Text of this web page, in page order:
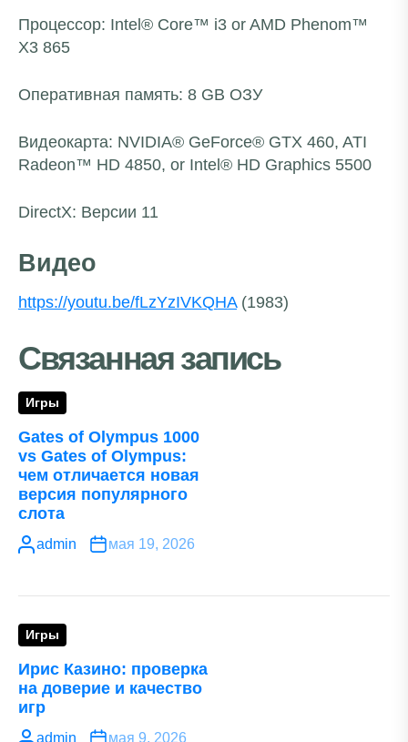
Процессор: Intel® Core™ i3 or AMD Phenom™
X3 865
Оперативная память: 8 GB ОЗУ
Видеокарта: NVIDIA® GeForce® GTX 460, ATI
Radeon™ HD 4850, or Intel® HD Graphics 5500
DirectX: Версии 11
Видео
https://youtu.be/fLzYzIVKQHA(1983)
Связанная запись
Игры
Gates of Olympus 1000
vs Gates of Olympus:
чем отличается новая
версия популярного
слота
admin мая 19, 2026
Игры
Ирис Казино: проверка
на доверие и качество
игр
admin мая 9, 2026